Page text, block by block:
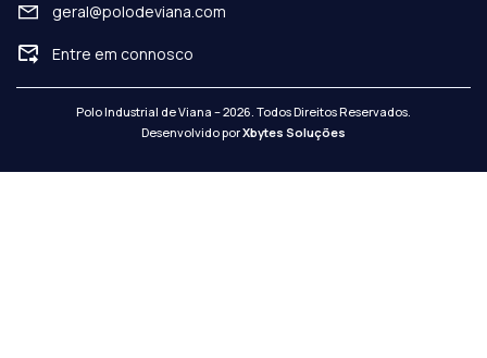
geral@polodeviana.com
Entre em connosco
Polo Industrial de Viana – 2026. Todos Direitos Reservados.
Desenvolvido porXbytes Soluções